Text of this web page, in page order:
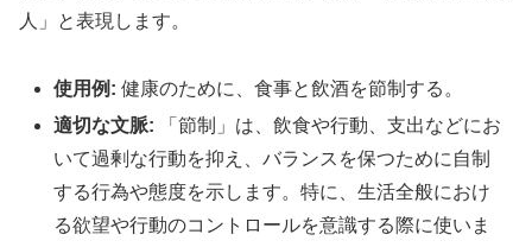
人」と表現します。
使用例: 健康のために、食事と飲酒を節制する。
適切な文脈: 「節制」は、飲食や行動、支出などにお
いて過剰な行動を抑え、バランスを保つために自制
する行為や態度を示します。特に、生活全般におけ
る欲望や行動のコントロールを意識する際に使いま